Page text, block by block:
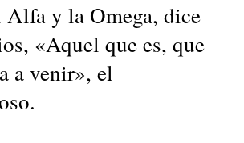
Alfa y la Omega, dice
«Aquel que es, que
a venir», el